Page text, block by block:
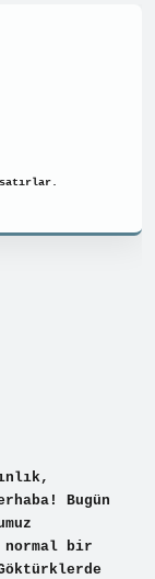
Bugün
normal bir